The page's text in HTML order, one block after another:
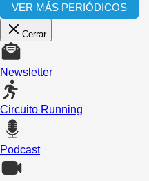
VER MÁS PERIÓDICOS
Cerrar
Newsletter
Circuito Running
Podcast